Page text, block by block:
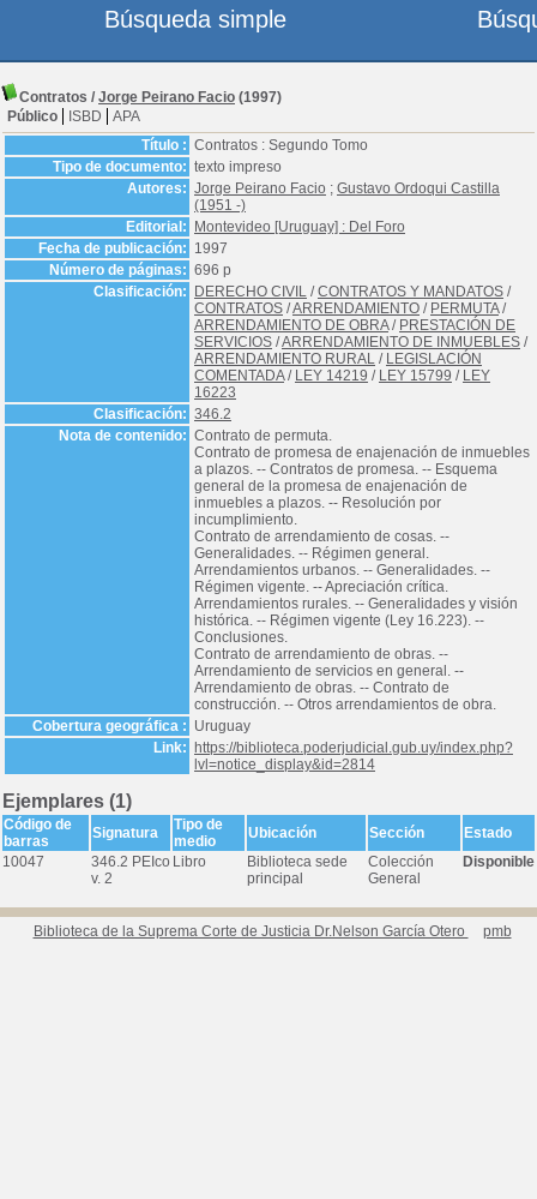
Contratos / Jorge Peirano Facio (1997)
Público
ISBD
APA
Título : Contratos : Segundo Tomo
Tipo de documento: texto impreso
Autores: Jorge Peirano Facio ; Gustavo Ordoqui Castilla
(1951 -)
Editorial:
Montevideo [Uruguay] : Del Foro
Fecha de publicación: 1997
Número de páginas: 696 p
Clasificación:
DERECHO CIVIL /CONTRATOS Y MANDATOS /
CONTRATOS /ARRENDAMIENTO / PERMUTA/
ARRENDAMIENTO DE OBRA/ PRESTACIÓN DE
SERVICIOS /ARRENDAMIENTO DE INMUEBLES /
ARRENDAMIENTO RURAL / LEGISLACIÓN
COMENTADA/ LEY 14219 / LEY 15799 / LEY
16223
Clasificación: 346.2
Nota de contenido: Contrato de permuta.
Contrato de promesa de enajenación de inmuebles
a plazos. -- Contratos de promesa. -- Esquema
general de la promesa de enajenación de
inmuebles a plazos. -- Resolución por
incumplimiento.
Contrato de arrendamiento de cosas. --
Generalidades. -- Régimen general.
Arrendamientos urbanos. -- Generalidades. --
Régimen vigente. -- Apreciación crítica.
Arrendamientos rurales. -- Generalidades y visión
histórica. -- Régimen vigente (Ley 16.223). --
Conclusiones.
Contrato de arrendamiento de obras. --
Arrendamiento de servicios en general. --
Arrendamiento de obras. -- Contrato de
construcción. -- Otros arrendamientos de obra.
Cobertura geográfica : Uruguay
Link:
https://biblioteca.poderjudicial.gub.uy/index.php?
lvl=notice_display&id=2814
Ejemplares (1)
Código de
barras
Signatura
Tipo de
medio
Ubicación Sección
Estado
10047
346.2 PEIco
v. 2
Libro
Biblioteca sede
principal
Colección
General
Disponible
Biblioteca de la Suprema Corte de Justicia Dr.Nelson García Otero pmb
Búsqueda simple